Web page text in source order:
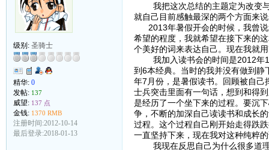
级别: 圣骑士
精华: 0
发帖: 137
威望: 137 点
金钱: 1370 RMB
注册时间:2012-10-14
最后登录:2018-01-13
我把这次总结的主题定为改变与
就自己目前感触最深的两个方面来
2013年暑假开会的时候，我曾说
希望的程度，我就希望在接下来的
个美好的词来表达自己。现在我就
我加入读书会的时间是2012年10
到6本经典。当时的我并没有做到
年7月份，是暑假读书。回顾被自
士兵突击里面有一句话，想到和得
是经历了一个坐下来的过程。要沉
争，不断的加深自己读读书和成长
过程。这个过程自己刚开始走得跌
一直坚持下来，现在我对这种纯粹
我现在反思自己为什么很多道理